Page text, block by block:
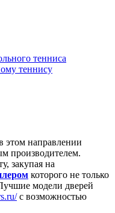
тенниса
теннису
этом направлении
производителем.
закупая на
которого не только
модели дверей
с возможностью